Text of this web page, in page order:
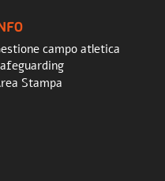
campo atletica
Stampa